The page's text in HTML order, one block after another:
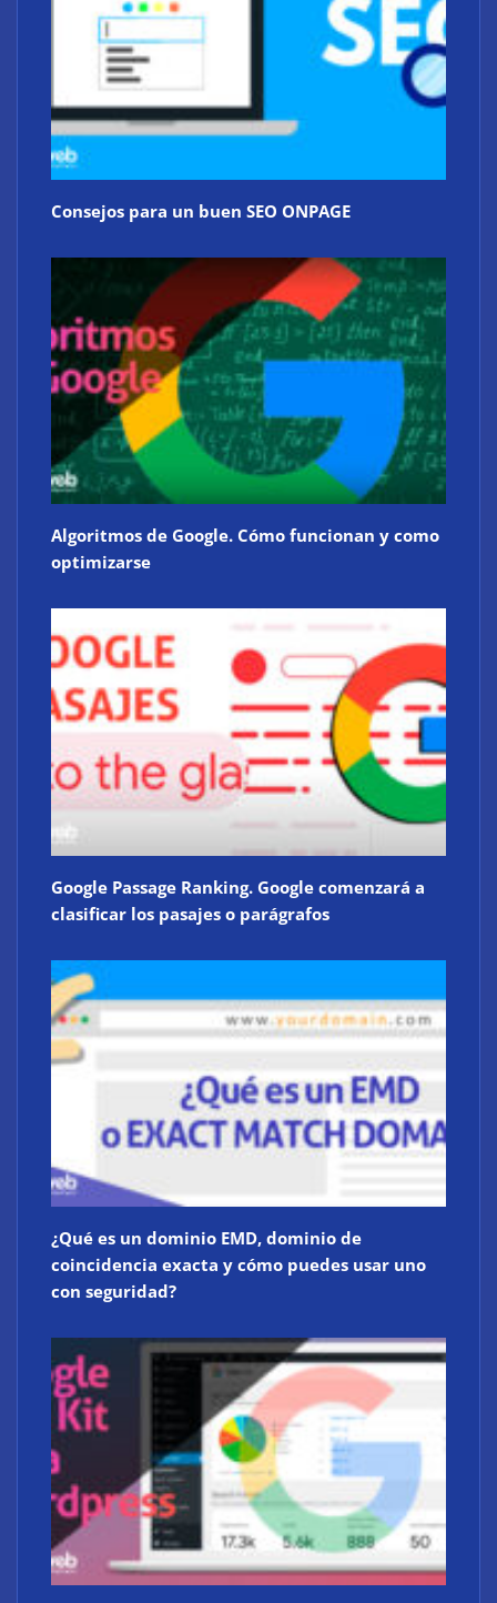
Consejos para un buen SEO ONPAGE
Algoritmos de Google. Cómo funcionan y como
optimizarse
Google Passage Ranking. Google comenzará a
clasificar los pasajes o parágrafos
¿Qué es un dominio EMD, dominio de
coincidencia exacta y cómo puedes usar uno
con seguridad?